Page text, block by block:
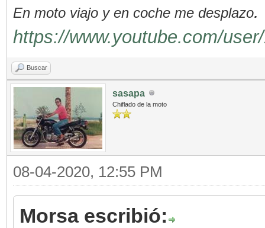
En moto viajo y en coche me desplazo.
https://www.youtube.com/
Buscar
sasapa
Chiflado de la moto
08-04-2020, 12:55 PM
Morsa escribió: